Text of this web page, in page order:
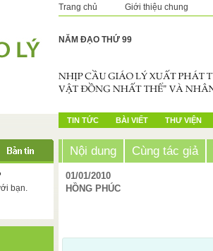
Trang chủ Giới thiệu chung
NĂM ĐẠO THỨ 99
TIN TỨC BÀI VIẾT THƯ VIỆN
bạn.
Nội dung Cùng tác giả
01/01/2010
HỒNG PHÚC